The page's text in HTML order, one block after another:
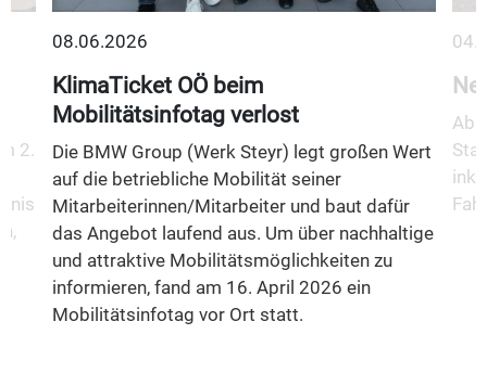
2.
08.06.2026
KlimaTicket OÖ beim
Mobilitätsinfotag verlost
Die BMW Group (Werk Steyr) legt großen Wert
auf die betriebliche Mobilität seiner
Mitarbeiterinnen/Mitarbeiter und baut dafür
das Angebot laufend aus. Um über nachhaltige
und attraktive Mobilitätsmöglichkeiten zu
informieren, fand am 16. April 2026 ein
Mobilitätsinfotag vor Ort statt.
Ab